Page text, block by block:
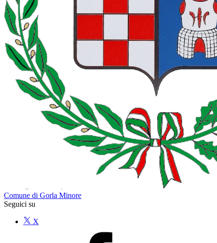
Comune di Gorla Minore
Seguici su
X